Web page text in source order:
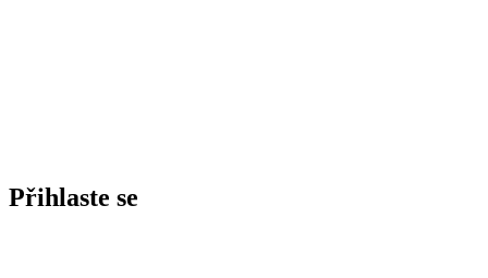
Přihlaste se